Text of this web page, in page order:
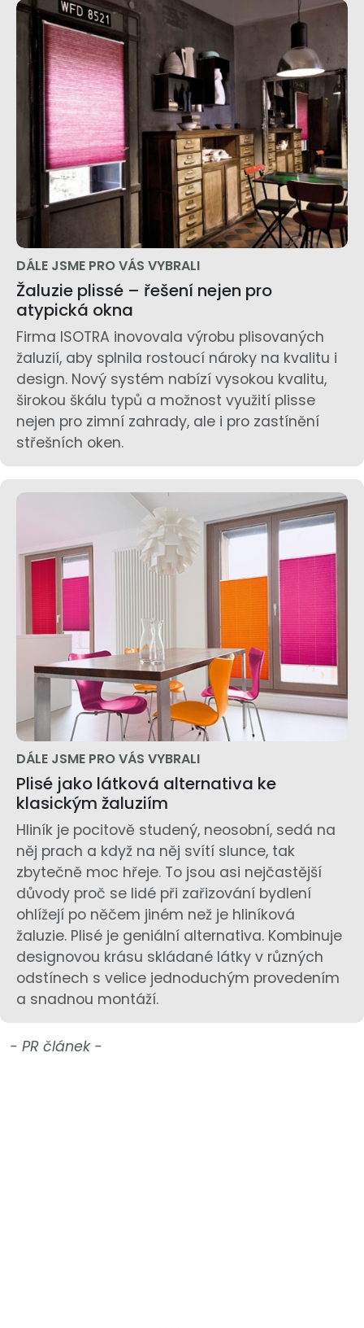
DÁLE JSME PRO VÁS VYBRALI
Žaluzie plissé – řešení nejen pro
atypická okna
Firma ISOTRA inovovala výrobu plisovaných
žaluzií, aby splnila rostoucí nároky na kvalitu i
design. Nový systém nabízí vysokou kvalitu,
širokou škálu typů a možnost využití plisse
nejen pro zimní zahrady, ale i pro zastínění
střešních oken.
DÁLE JSME PRO VÁS VYBRALI
Plisé jako látková alternativa ke
klasickým žaluziím
Hliník je pocitově studený, neosobní, sedá na
něj prach a když na něj svítí slunce, tak
zbytečně moc hřeje. To jsou asi nejčastější
důvody proč se lidé při zařizování bydlení
ohlížejí po něčem jiném než je hliníková
žaluzie. Plisé je geniální alternativa. Kombinuje
designovou krásu skládané látky v různých
odstínech s velice jednoduchým provedením
a snadnou montáží.
- PR článek -